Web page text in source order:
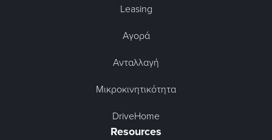
Leasing
Αγορά
Ανταλλαγή
Μικροκινητικότητα
DriveHome
Resources